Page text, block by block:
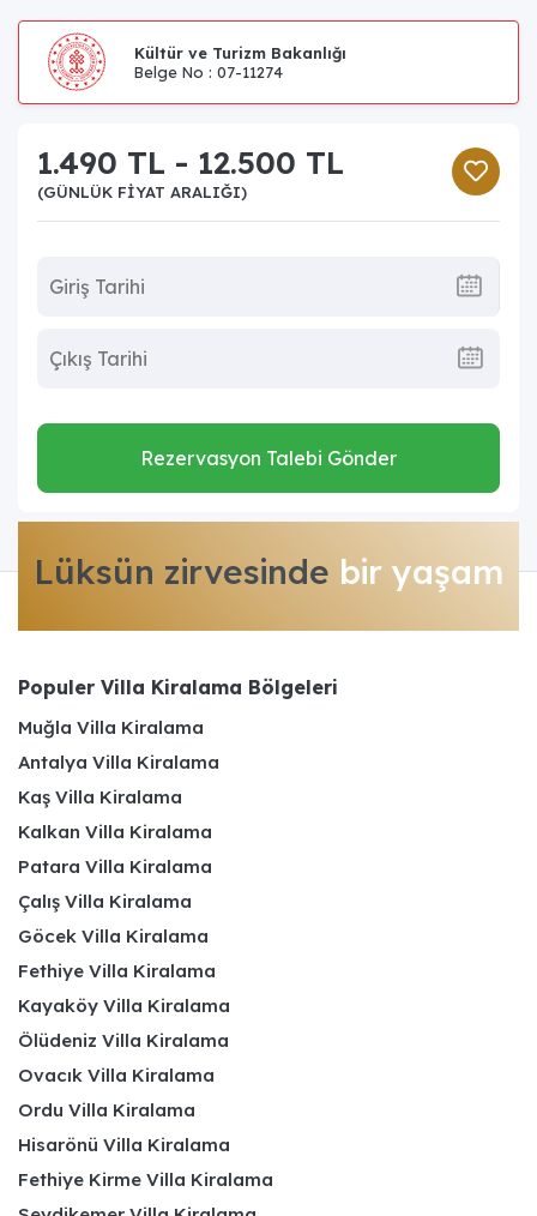
Kültür ve Turizm Bakanlığı
Belge No : 07-11274
1.490 TL - 12.500 TL
(GÜNLÜK FIYAT ARALIĞI)
Rezervasyon Talebi Gönder
Lüksün zirvesinde bir yaşam
Populer Villa Kiralama Bölgeleri
Muğla Villa Kiralama
Antalya Villa Kiralama
Kaş Villa Kiralama
Kalkan Villa Kiralama
Patara Villa Kiralama
Çalış Villa Kiralama
Göcek Villa Kiralama
Fethiye Villa Kiralama
Kayaköy Villa Kiralama
Ölüdeniz Villa Kiralama
Ovacık Villa Kiralama
Ordu Villa Kiralama
Hisarönü Villa Kiralama
Fethiye Kirme Villa Kiralama